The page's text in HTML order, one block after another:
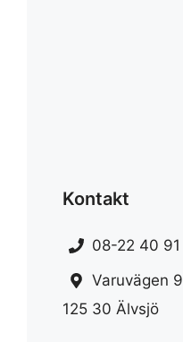
Kontakt
08-22 40 91
Varuvägen 9
125 30 Älvsjö